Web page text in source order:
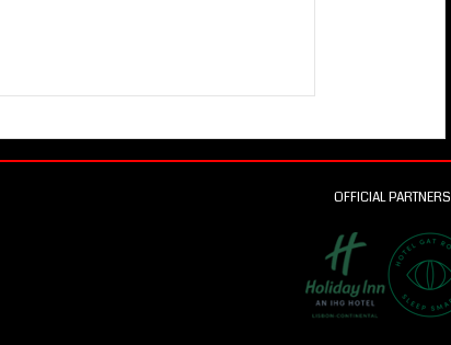
OFFICIAL PARTNERS